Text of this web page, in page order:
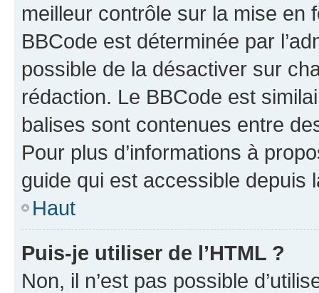
meilleur contrôle sur la mise en
BBCode est déterminée par
possible de la désactiver sur
rédaction. Le BBCode est
balises sont contenues entre
Pour plus d’informations à
guide qui est accessible depuis
Haut
Puis-je utiliser de l’HTML ?
Non, il n’est pas possible